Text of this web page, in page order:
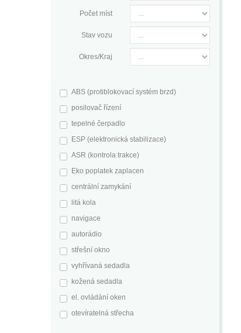
Počet míst
Stav vozu
Okres/Kraj
ABS (protiblokovací systém brzd)
posilovač řízení
tepelné čerpadlo
ESP (elektronická stabilizace)
ASR (kontrola trakce)
Eko poplatek zaplacen
centrální zamykání
litá kola
navigace
autorádio
střešní okno
vyhřívaná sedadla
kožená sedadla
el. ovládání oken
otevíratelná střecha